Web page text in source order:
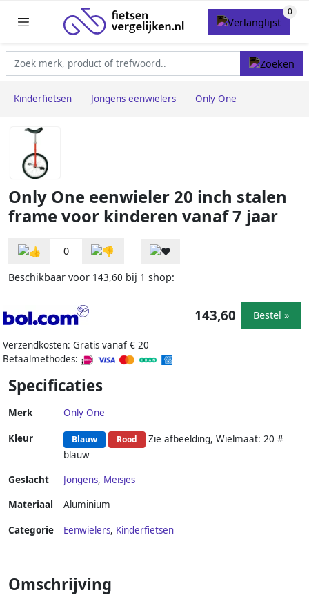
Kinderfietsen Jongens eenwielers Only One
Only One eenwieler 20 inch stalen
frame voor kinderen vanaf 7 jaar
0
Beschikbaar voor 143,60 bij 1 shop:
Verzendkosten: Gratis vanaf € 20
Betaalmethodes:
143,60 Bestel »
Specificaties
Merk Only One
Kleur Blauw Rood
Zie afbeelding, Wielmaat: 20 #
blauw
Geslacht
Jongens, Meisjes
Materiaal
Aluminium
Categorie Eenwielers, Kinderfietsen
Omschrijving